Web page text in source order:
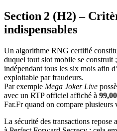
Section 2 (H2) –
indispensables
Un algorithme RNG certifié
duquel tout slot mobile se construit
indépendant tous les six mois afin
exploitable par fraudeurs.
Par exemple Mega Joker Live
avec un RTP officiel affiché à
Far.Fr quand on compare plusieurs
La sécurité des transactions